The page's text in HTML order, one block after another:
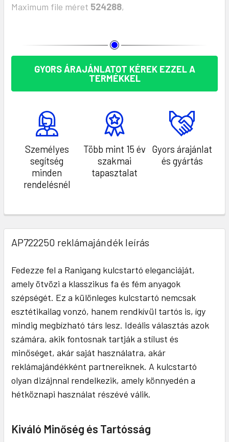
Maximum file méret 524288,
GYORS ÁRAJÁNLATOT KÉREK EZZEL A
TERMÉKKEL
Személyes
segítség
minden
rendelésnél
Több mint 15 év
szakmai
tapasztalat
Gyors árajánlat
és gyártás
AP722250 reklámajándék leírás
Fedezze fel a Ranigang kulcstartó eleganciáját,
amely ötvözi a klasszikus fa és fém anyagok
szépségét. Ez a különleges kulcstartó nemcsak
esztétikailag vonzó, hanem rendkívül tartós is, így
mindig megbízható társ lesz. Ideális választás azok
számára, akik fontosnak tartják a stílust és
minőséget, akár saját használatra, akár
reklámajándékként partnereiknek. A kulcstartó
olyan dizájnnal rendelkezik, amely könnyedén a
hétköznapi használat részévé válik.
Kiváló Minőség és Tartósság